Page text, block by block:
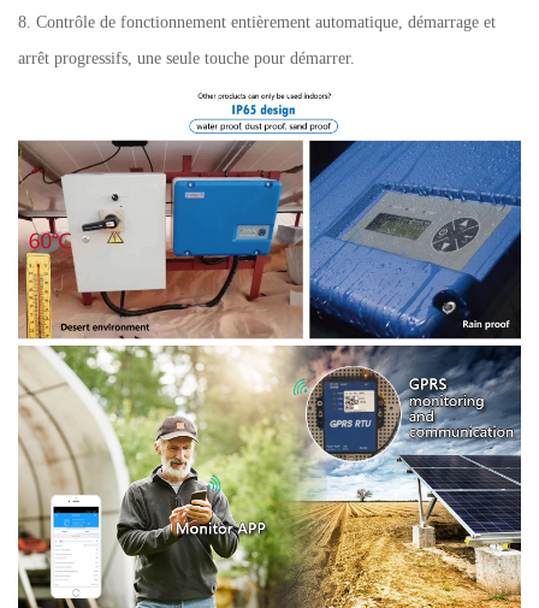
8. Contrôle de fonctionnement entièrement automatique, démarrage et
arrêt progressifs, une seule touche pour démarrer.